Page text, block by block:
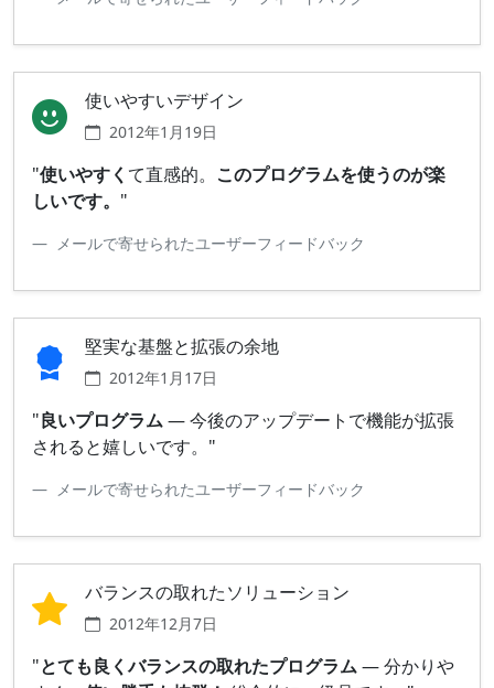
使いやすいデザイン
2012年1月19日
"使いやすく て直感的。 このプログラムを使うのが楽
しいです。 "
メールで寄せられたユーザーフィードバック
堅実な基盤と拡張の余地
2012年1月17日
"良いプログラム— 今後のアップデートで機能が拡張
されると嬉しいです。"
メールで寄せられたユーザーフィードバック
バランスの取れたソリューション
2012年12月7日
"とても良くバランスの取れたプログラム— 分かりや